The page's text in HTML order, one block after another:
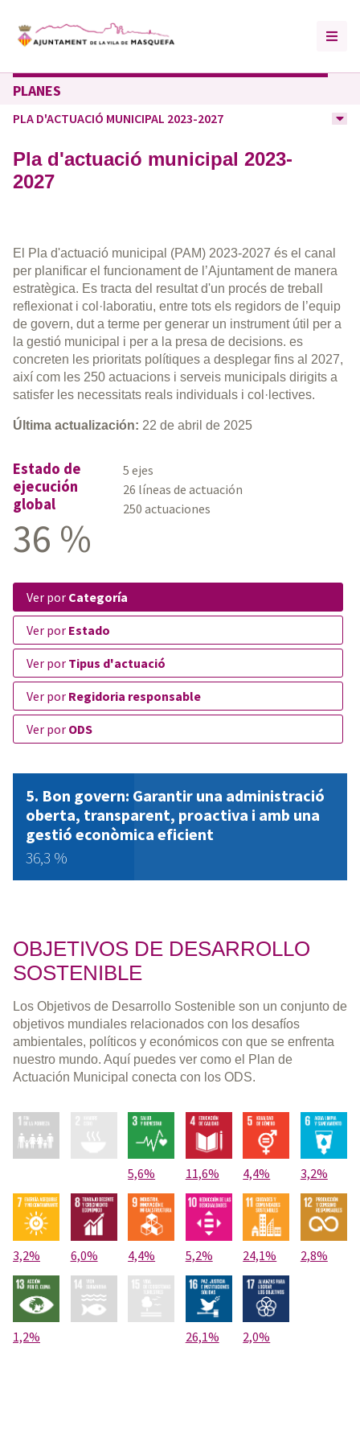
PLANES
PLA D'ACTUACIÓ MUNICIPAL 2023-2027
Pla d'actuació municipal 2023-
2027
El Pla d'actuació municipal (PAM) 2023-2027 és el canal
per planificar el funcionament de l’Ajuntament de manera
estratègica. Es tracta del resultat d'un procés de treball
reflexionat i col·laboratiu, entre tots els regidors de l’equip
de govern, dut a terme per generar un instrument útil per a
la gestió municipal i per a la presa de decisions. es
concreten les prioritats polítiques a desplegar fins al 2027,
així com les 250 actuacions i serveis municipals dirigits a
satisfer les necessitats reals individuals i col·lectives.
Última actualización: 22 de abril de 2025
Estado de
ejecución
global
36 %
5 ejes
26 líneas de actuación
250 actuaciones
ver por Categoría
ver por Estado
ver por Tipus d'actuació
ver por Regidoria responsable
ver por ODS
Bon govern: Garantir una administració
oberta, transparent, proactiva i amb una
gestió econòmica eficient
36,3 %
OBJETIVOS DE DESARROLLO
SOSTENIBLE
Los Objetivos de Desarrollo Sostenible son un conjunto de
objetivos mundiales relacionados con los desafíos
ambientales, políticos y económicos con que se enfrenta
nuestro mundo. Aquí puedes ver como el Plan de
Actuación Municipal conecta con los ODS.
5,6% 11,6% 4,4% 3,2%
3,2% 6,0% 4,4% 5,2% 24,1% 2,8%
1,2% 26,1% 2,0%